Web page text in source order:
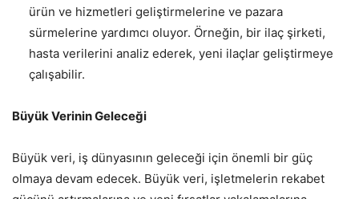
ürün ve hizmetleri geliştirmelerine ve pazara
sürmelerine yardımcı oluyor. Örneğin, bir ilaç şirketi,
hasta verilerini analiz ederek, yeni ilaçlar geliştirmeye
çalışabilir.
Büyük Verinin Geleceği
Büyük veri, iş dünyasının geleceği için önemli bir güç
olmaya devam edecek. Büyük veri, işletmelerin rekabet